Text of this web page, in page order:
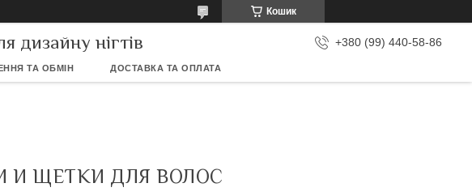
Кошик
дизайну нігтів +380 (99) 440-58-86
ТА ОБМІН ДОСТАВКА ТА ОПЛАТА
И ЩЕТКИ ДЛЯ ВОЛОС